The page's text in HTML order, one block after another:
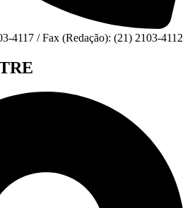
4117 / Fax (Redação): (21) 2103-4112